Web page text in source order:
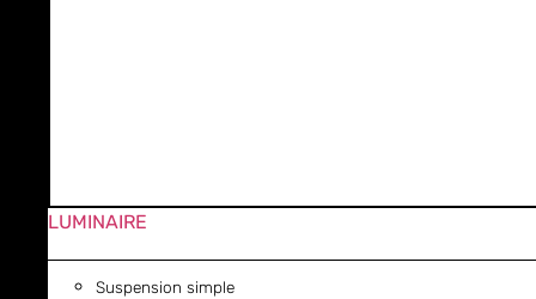
LUMINAIRE
Suspension simple